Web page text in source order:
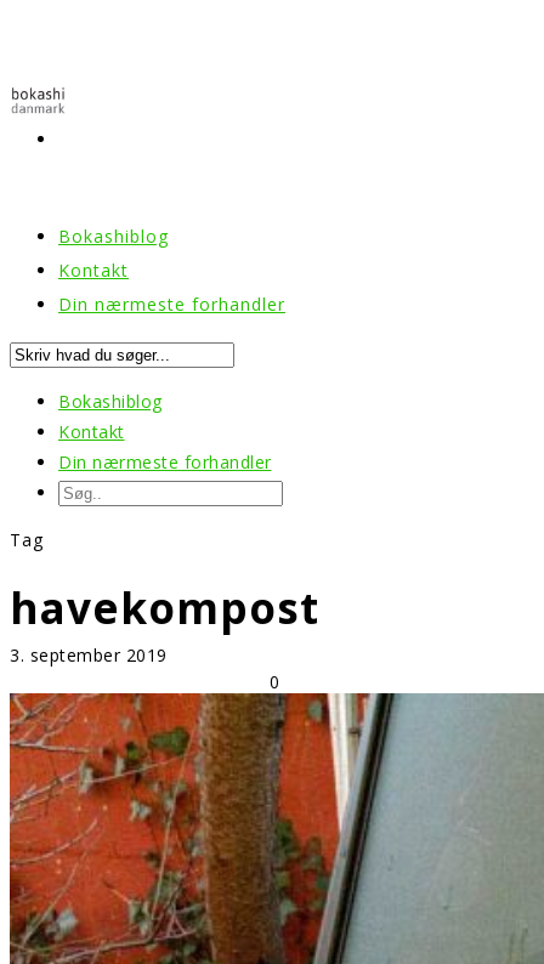
Bokashiblog
Kontakt
Din nærmeste forhandler
Bokashiblog
Kontakt
Din nærmeste forhandler
Tag
havekompost
3. september 2019
0